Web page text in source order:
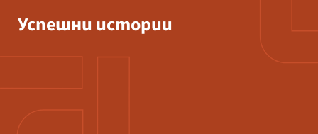
Успешни истории